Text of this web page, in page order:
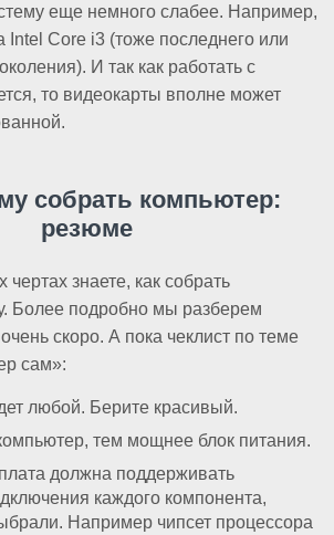
еще немного слабее. Например,
Intel Core i3 (тоже последнего или
И так как работать с
то видеокарты вполне может
собрать компьютер:
резюме
знаете, как собрать
Более подробно мы разберем
скоро. А пока чеклист по теме
сам»:
любой. Берите красивый.
тем мощнее блок питания.
должна поддерживать
каждого компонента,
Например чипсет процессора